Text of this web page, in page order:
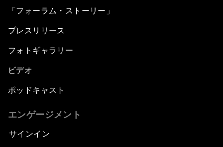
「フォーラム・ストーリー」
プレスリリース
フォトギャラリー
ビデオ
ポッドキャスト
エンゲージメント
サインイン